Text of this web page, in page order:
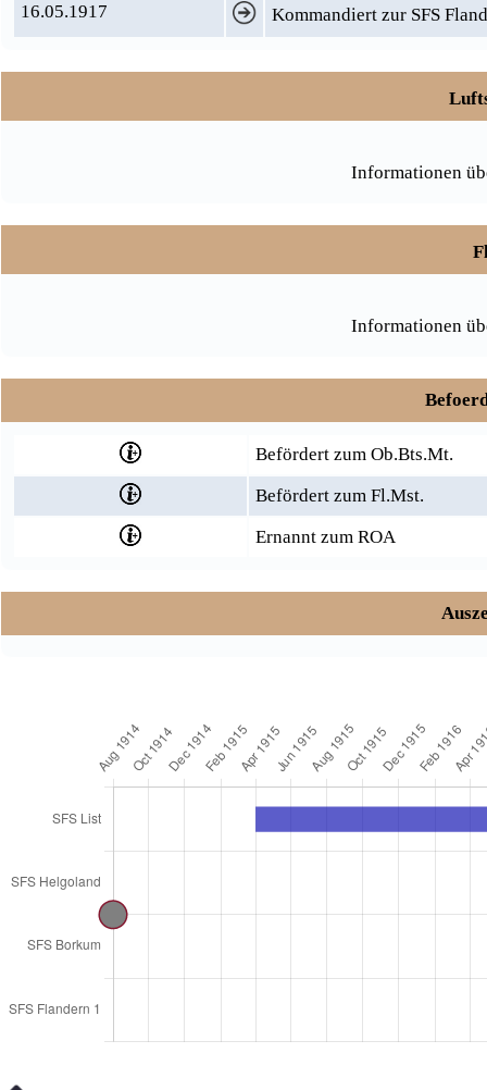
16.05.1917
Kommandiert zur SFS
Informationen
Informationen
Befördert zum Ob.Bts.Mt.
Befördert zum Fl.Mst.
Ernannt zum ROA